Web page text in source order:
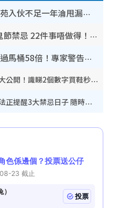
「居屋王」啟德啟悅苑入伙不足一年淪甩漏之王！插頭噴火花致大停電 多戶業主全屋家電報銷
鬼門開2026｜8.13鬼節禁忌 22件事唔做得！燒肉、刺身要少食？半夜勿吹口哨/打呢個電話
行李清潔｜車轆污糟過馬桶58倍！專家警告忌用酒精抹 教1招免污手除菌
New Balance型號密碼大公開！識睇2個數字買鞋秒知功能免中伏 附5大熱門鞋款
剪頭髮都要擇日？司徒法正提醒3大禁忌日子 隨時剪走財運！呢日剪髮恐「剪壽命」？